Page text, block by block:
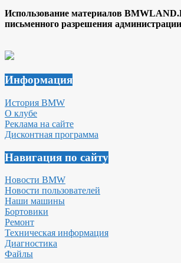
Использование материалов
письменного разрешения
Информация
История BMW
О клубе
Реклама на сайте
Дисконтная программа
Навигация по сайту
Новости BMW
Новости пользователей
Наши машины
Бортовики
Ремонт
Техническая информация
Диагностика
Файлы